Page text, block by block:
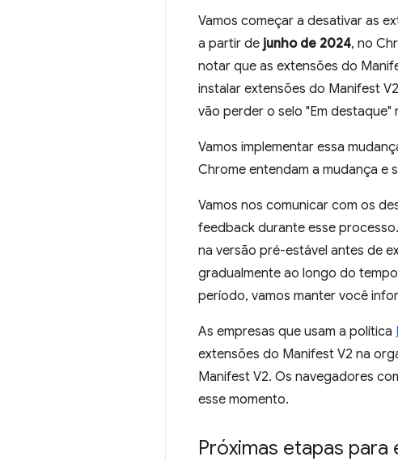
Vamos começar a desativar as
a partir de junho de 2024, no
notar que as extensões do
instalar extensões do Manifest
vão perder o selo "Em destaque"
Vamos implementar essa
Chrome entendam a mudança e
Vamos nos comunicar com os
feedback durante esse
na versão pré-estável antes de
gradualmente ao longo do
período, vamos manter você
As empresas que usam a política
extensões do Manifest V2 na
Manifest V2. Os navegadores
esse momento.
Próximas etapas